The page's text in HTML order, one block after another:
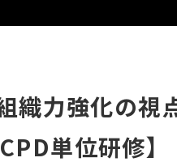
力強化の視
単位研修】